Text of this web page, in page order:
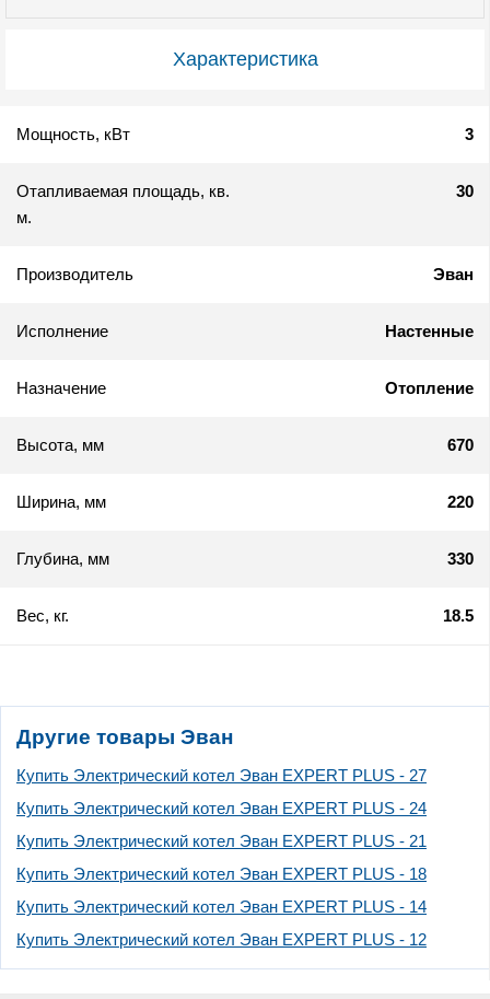
Характеристика
Мощность, кВт 3
Отапливаемая площадь, кв.
м.
30
Производитель Эван
Исполнение Настенные
Назначение Отопление
Высота, мм 670
Ширина, мм 220
Глубина, мм 330
Вес, кг. 18.5
Другие товары Эван
Купить Электрический котел Эван EXPERT PLUS - 27
Купить Электрический котел Эван EXPERT PLUS - 24
Купить Электрический котел Эван EXPERT PLUS - 21
Купить Электрический котел Эван EXPERT PLUS - 18
Купить Электрический котел Эван EXPERT PLUS - 14
Купить Электрический котел Эван EXPERT PLUS - 12